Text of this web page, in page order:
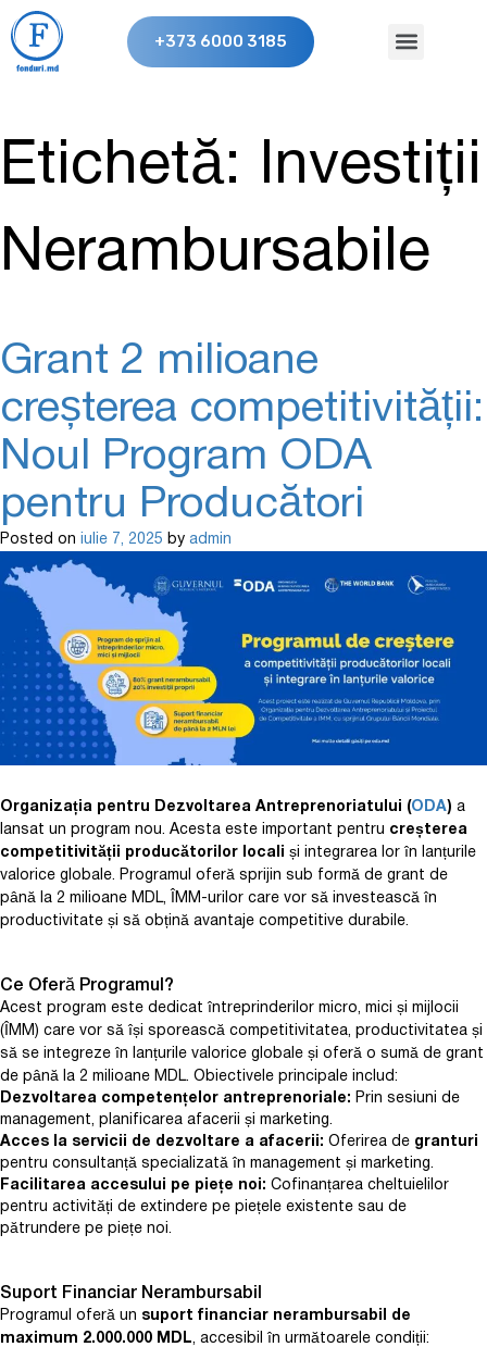
+373 6000 3185
Etichetă:
Investiții
Nerambursabile
Grant 2 milioane
creșterea competitivității:
Noul Program ODA
pentru Producători
Posted on iulie 7, 2025 by admin
Organizația pentru Dezvoltarea Antreprenoriatului (ODA) a
lansat un program nou. Acesta este important pentru creșterea
competitivității producătorilor locali și integrarea lor în lanțurile
valorice globale. Programul oferă sprijin sub formă de grant de
până la 2 milioane MDL, ÎMM-urilor care vor să investească în
productivitate și să obțină avantaje competitive durabile.
Ce Oferă Programul?
Acest program este dedicat întreprinderilor micro, mici și mijlocii
(ÎMM) care vor să își sporească competitivitatea, productivitatea și
să se integreze în lanțurile valorice globale și oferă o sumă de grant
de până la 2 milioane MDL. Obiectivele principale includ:
Dezvoltarea competențelor antreprenoriale: Prin sesiuni de
management, planificarea afacerii și marketing.
Acces la servicii de dezvoltare a afacerii: Oferirea de granturi
pentru consultanță specializată în management și marketing.
Facilitarea accesului pe piețe noi: Cofinanțarea cheltuielilor
pentru activități de extindere pe piețele existente sau de
pătrundere pe piețe noi.
Suport Financiar Nerambursabil
Programul oferă un suport financiar nerambursabil de
maximum 2.000.000 MDL, accesibil în următoarele condiții: